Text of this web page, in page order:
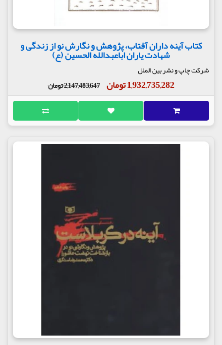
کتاب آینه داران آفتاب، پژوهش و نگارش نو از زندگی و
شهادت یاران اباعبدالله الحسین (ع)
شرکت چاپ و نشر بین الملل
1,932,735,282 تومان 2,147,483,647 تومان